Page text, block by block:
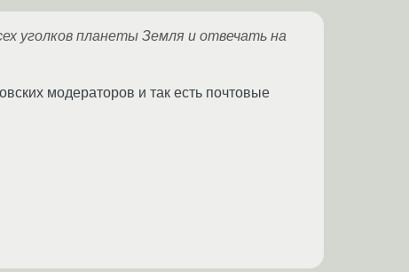
уголков планеты Земля и отвечать на
модераторов и так есть почтовые